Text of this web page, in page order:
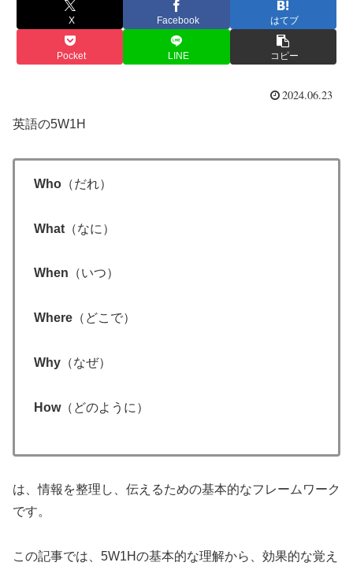
X Facebook はてブ
Pocket LINE コピー
2024.06.23
英語の5W1H
Who （だれ）
What （なに）
When （いつ）
Where （どこで）
Why （なぜ）
How（どのように）
は、情報を整理し、伝えるための基本的なフレームワーク
です。
この記事では、5W1Hの基本的な理解から、効果的な覚え